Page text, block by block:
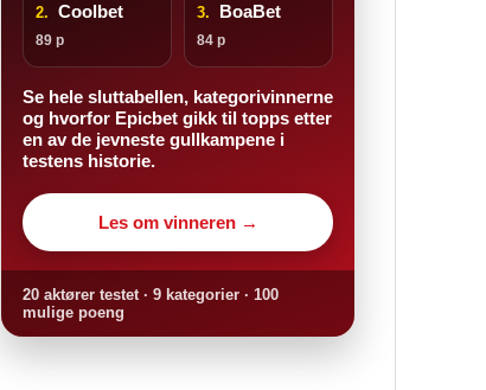
2. Coolbet
89 p
3. BoaBet
84 p
Se hele sluttabellen, kategorivinnerne
og hvorfor Epicbet gikk til topps etter
en av de jevneste gullkampene i
testens historie.
Les om vinneren →
20 aktører testet · 9 kategorier · 100
mulige poeng